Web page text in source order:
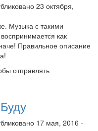
23 октября,
Музыка с такими
как
Правильное описание
отправлять
17 мая, 2016 -